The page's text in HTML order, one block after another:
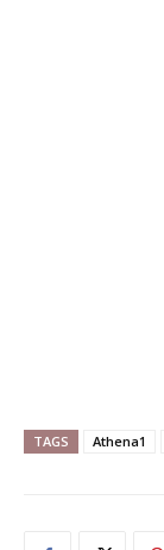
TAGS Athena1